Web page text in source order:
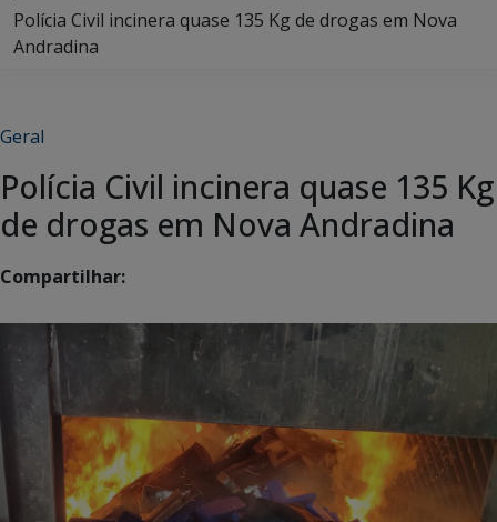
Polícia Civil incinera quase 135 Kg de drogas em Nova
Andradina
Geral
Polícia Civil incinera quase 135 Kg
de drogas em Nova Andradina
Compartilhar: